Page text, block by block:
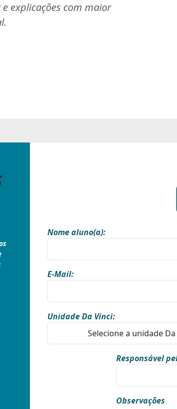
explicações com maior
Nome aluno(a):
E-Mail:
Unidade Da Vinci:
Responsável
Observações